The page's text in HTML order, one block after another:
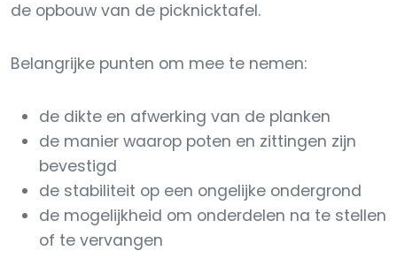
de opbouw van de picknicktafel.
Belangrijke punten om mee te nemen:
de dikte en afwerking van de planken
de manier waarop poten en zittingen zijn
bevestigd
de stabiliteit op een ongelijke ondergrond
de mogelijkheid om onderdelen na te stellen
of te vervangen